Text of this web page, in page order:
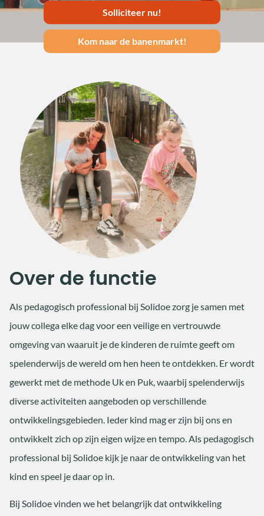
Solliciteer nu!
Kom naar de banenmarkt!
Over de functie
Als pedagogisch professional bij Solidoe zorg je samen met
jouw collega elke dag voor een veilige en vertrouwde
omgeving van waaruit je de kinderen de ruimte geeft om
spelenderwijs de wereld om hen heen te ontdekken. Er wordt
gewerkt met de methode Uk en Puk, waarbij spelenderwijs
diverse activiteiten aangeboden op verschillende
ontwikkelingsgebieden. Ieder kind mag er zijn bij ons en
ontwikkelt zich op zijn eigen wijze en tempo. Als pedagogisch
professional bij Solidoe kijk je naar de ontwikkeling van het
kind en speel je daar op in.
Bij Solidoe vinden we het belangrijk dat ontwikkeling